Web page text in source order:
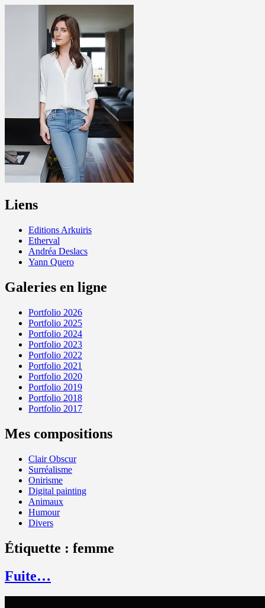
Liens
Editions Arkuiris
Etherval
Andréa Deslacs
Yann Quero
Galeries en ligne
Portfolio 2026
Portfolio 2025
Portfolio 2024
Portfolio 2023
Portfolio 2022
Portfolio 2021
Portfolio 2020
Portfolio 2019
Portfolio 2018
Portfolio 2017
Mes compositions
Clair Obscur
Surréalisme
Onirisme
Digital painting
Animaux
Humour
Divers
Étiquette : femme
Fuite…